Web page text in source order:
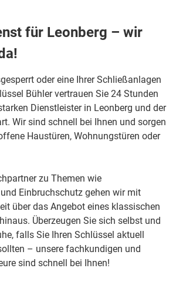
für Leonberg – wir
oder eine Ihrer Schließanlagen
Bühler vertrauen Sie 24 Stunden
Dienstleister in Leonberg und der
Wir sind schnell bei Ihnen und sorgen
Haustüren, Wohnungstüren oder
zu Themen wie
Einbruchschutz gehen wir mit
über das Angebot eines klassischen
Überzeugen Sie sich selbst und
falls Sie Ihren Schlüssel aktuell
– unsere fachkundigen und
sind schnell bei Ihnen!